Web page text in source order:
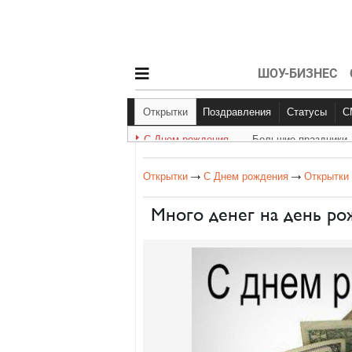
ШОУ-БИЗНЕС
Открытки Поздравления
С Днем рождения
Статусы
Другое
С Днем рождения Большие праздники
Открытки С Днем рождения
Много денег на день